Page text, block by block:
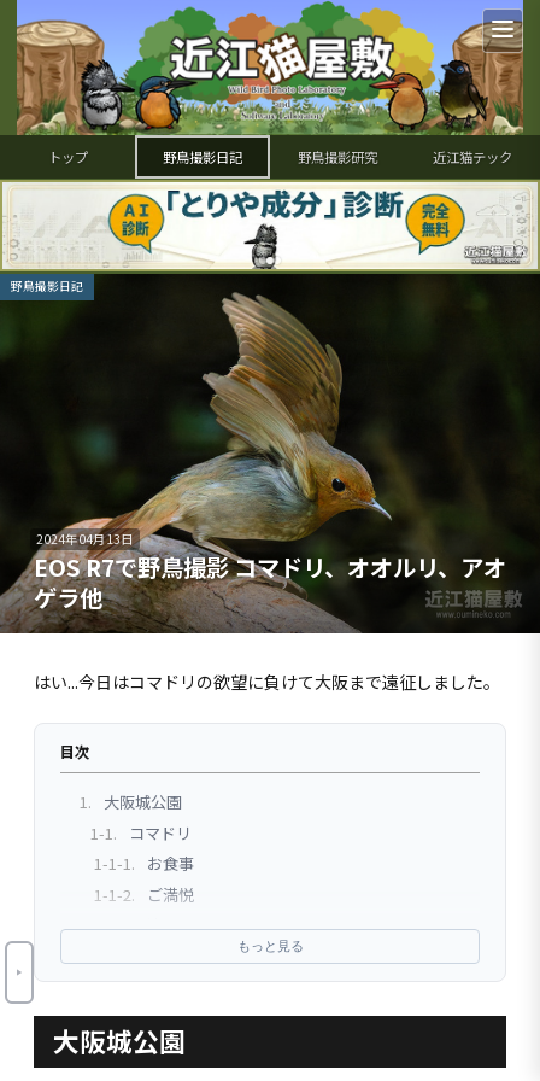
トップ 野鳥撮影日記 野鳥撮影研究 近江猫テック
野鳥撮影日記
2024年04月13日
EOS R7で野鳥撮影 コマドリ、オオルリ、アオ
ゲラ他
はい...今日はコマドリの欲望に負けて大阪まで遠征しました。
目次
1.
大阪城公園
1-1.
コマドリ
1-1-1.
お食事
1-1-2.
ご満悦
1-1-3. 連写
シチュエーション
1-2. オオルリ
1-2-1. 久しぶり
1-2-2. メス
もっと見る
大阪城公園